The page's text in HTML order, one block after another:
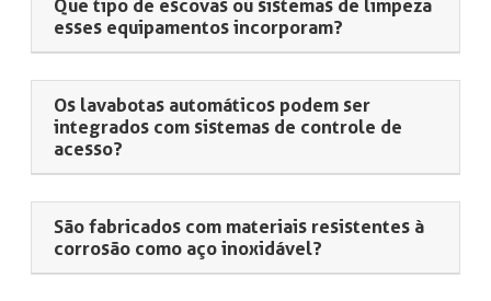
Que tipo de escovas ou sistemas de limpeza
esses equipamentos incorporam?
Os lavabotas automáticos podem ser
integrados com sistemas de controle de
acesso?
São fabricados com materiais resistentes à
corrosão como aço inoxidável?